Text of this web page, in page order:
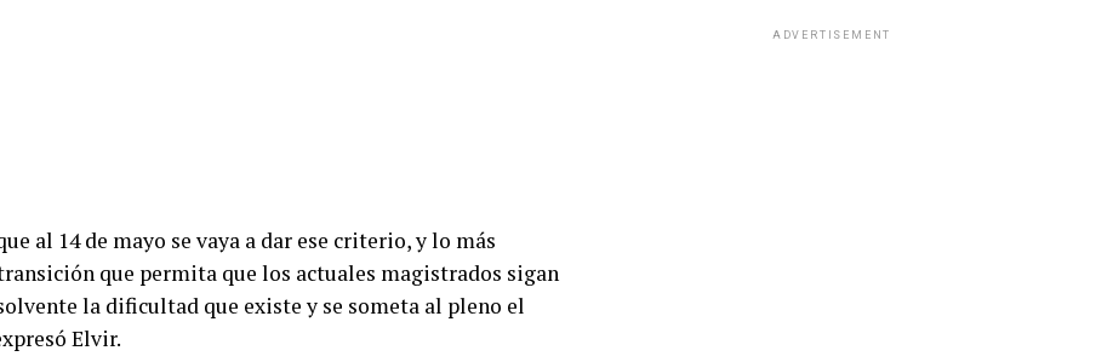
al 14 de mayo se vaya a dar ese criterio, y lo más
que permita que los actuales magistrados sigan
la dificultad que existe y se someta al pleno el
Elvir.
ADVERTISEMENT